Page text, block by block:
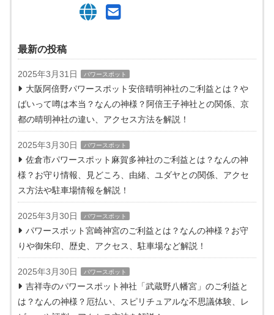
最新の投稿
2025年3月31日 パワースポット
大阪阿倍野パワースポット安倍晴明神社のご利益とは？や
ばいって噂は本当？なんの神様？阿倍王子神社との関係、京
都の晴明神社の違い、アクセス方法を解説！
2025年3月30日 パワースポット
佐倉市パワースポット麻賀多神社のご利益とは？なんの神
様？お守り情報、見どころ、由緒、ユダヤとの関係、アクセ
ス方法や駐車場情報を解説！
2025年3月30日 パワースポット
パワースポット宮崎神宮のご利益とは？なんの神様？お守
りや御朱印、歴史、アクセス、駐車場など解説！
2025年3月30日 パワースポット
吉祥寺のパワースポット神社「武蔵野八幡宮」のご利益と
は？なんの神様？厄払い、スピリチュアルな不思議体験、レ